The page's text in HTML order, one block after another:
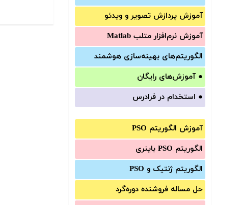
آموزش‌ پردازش تصویر و ویدئو
آموزش‌ نرم‌افزار متلب Matlab
الگوریتم‌های بهینه‌سازی هوشمند
● آموزش‌های رایگان
● استخدام در فرادرس
آموزش الگوریتم PSO
الگوریتم PSO باینری
الگوریتم ژنتیک و PSO
حل مساله فروشنده دوره‌گرد